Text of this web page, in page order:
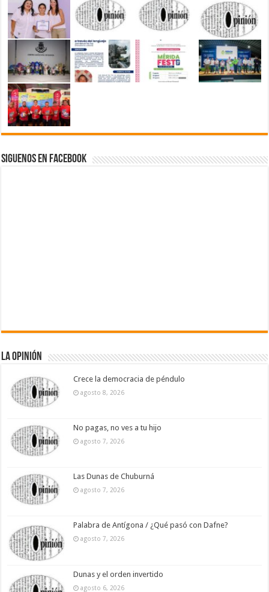
Siguenos en Facebook
La Opinión
Crece la democracia de péndulo
agosto 8, 2026
No pagas, no ves a tu hijo
agosto 7, 2026
Las Dunas de Chuburná
agosto 7, 2026
Palabra de Antígona / ¿Qué pasó con Dafne?
agosto 7, 2026
Dunas y el orden invertido
agosto 6, 2026